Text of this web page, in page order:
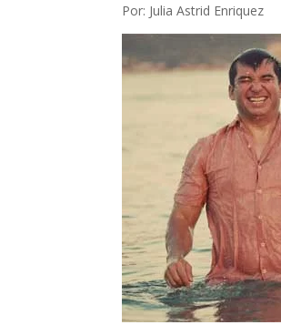
Por: Julia Astrid Enriquez